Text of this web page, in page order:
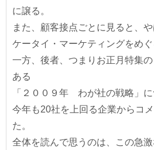
に譲る。
また、顧客接点ごとに見ると、や
ケータイ・マーケティングをめぐ
一方、後者、つまりお正月特集
ある
「２００９年 わが社の戦略」に
今年も20社を上回る企業からコ
た。
全体を読んで思うのは、この急激